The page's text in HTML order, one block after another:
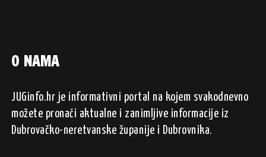
O NAMA
JUGinfo.hr je informativni portal na kojem svakodnevno
možete pronaći aktualne i zanimljive informacije iz
Dubrovačko-neretvanske županije i Dubrovnika.